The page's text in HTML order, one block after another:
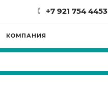
+7 921 754 4453
КОМПАНИЯ